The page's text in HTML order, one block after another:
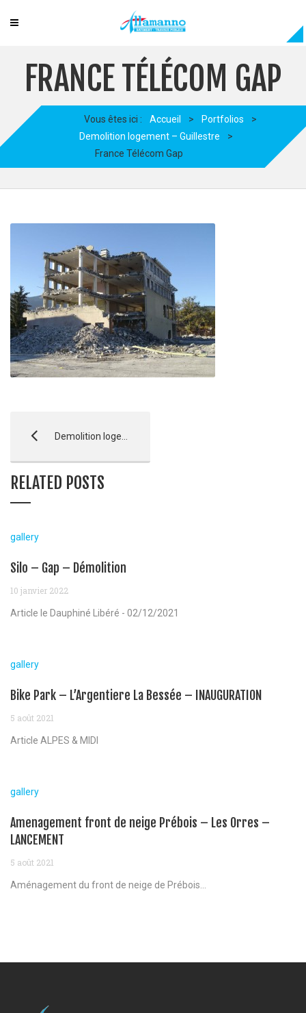
FRANCE TÉLÉCOM GAP
Vous êtes ici : Accueil > Portfolios
>
Demolition logement – Guillestre
>
France Télécom Gap
Demolition logement – Guillestre
RELATED POSTS
gallery
Silo – Gap – Démolition
10 janvier 2022
Article le Dauphiné Libéré - 02/12/2021
gallery
Bike Park – L’Argentiere La Bessée – INAUGURATION
5 août 2021
Article ALPES & MIDI
gallery
Amenagement front de neige Prébois – Les Orres –
LANCEMENT
5 août 2021
Aménagement du front de neige de Prébois...